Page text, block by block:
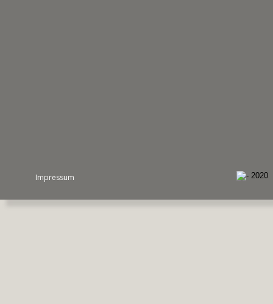
Impressum